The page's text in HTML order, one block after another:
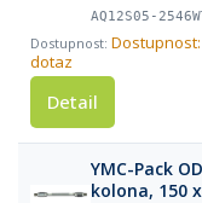
AQ12S05-
dotaz
Detail
YMC-Pack
kolona, 150